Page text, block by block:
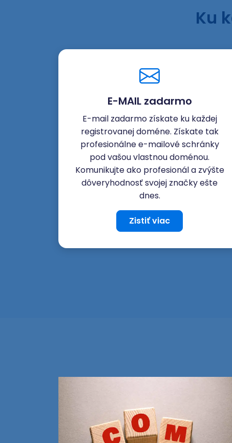
Ku
E-MAIL zadarmo
E-mail zadarmo získate ku každej
registrovanej doméne. Získate tak
profesionálne e-mailové schránky
pod vašou vlastnou doménou.
Komunikujte ako profesionál a zvýšte
dôveryhodnosť svojej značky ešte
dnes.
Zistiť viac